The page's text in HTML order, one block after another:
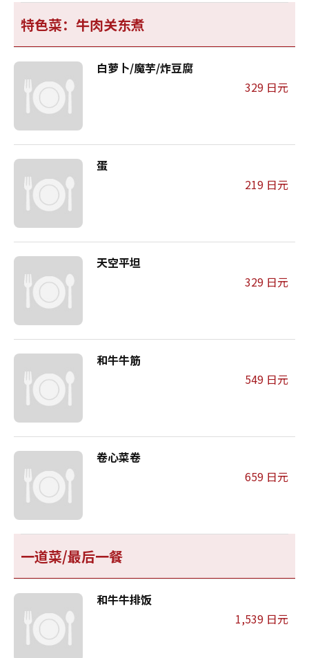
特色菜：牛肉关东煮
白萝卜/魔芋/炸豆腐
329 日元
蛋
219 日元
天空平坦
329 日元
和牛牛筋
549 日元
卷心菜卷
659 日元
一道菜/最后一餐
和牛牛排饭
1,539 日元